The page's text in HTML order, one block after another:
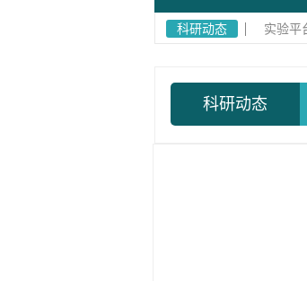
科研动态 实验平
科研动态